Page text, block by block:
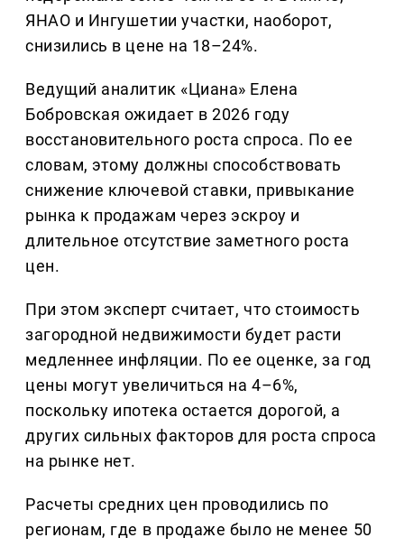
ЯНАО и Ингушетии участки, наоборот,
снизились в цене на 18–24%.
Ведущий аналитик «Циана» Елена
Бобровская ожидает в 2026 году
восстановительного роста спроса. По ее
словам, этому должны способствовать
снижение ключевой ставки, привыкание
рынка к продажам через эскроу и
длительное отсутствие заметного роста
цен.
При этом эксперт считает, что стоимость
загородной недвижимости будет расти
медленнее инфляции. По ее оценке, за год
цены могут увеличиться на 4–6%,
поскольку ипотека остается дорогой, а
других сильных факторов для роста спроса
на рынке нет.
Расчеты средних цен проводились по
регионам, где в продаже было не менее 50